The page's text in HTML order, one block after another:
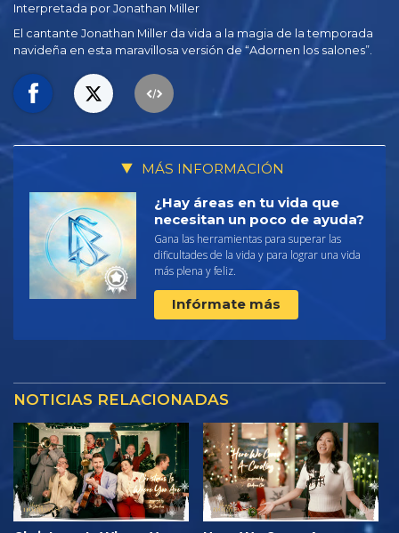
Interpretada por Jonathan Miller
El cantante Jonathan Miller da vida a la magia de la temporada
navideña en esta maravillosa versión de “Adornen los salones”.
MÁS INFORMACIÓN
¿Hay áreas en tu vida que
necesitan un poco de ayuda?
Gana las herramientas para superar las
dificultades de la vida y para lograr una vida
más plena y feliz.
Infórmate más
NOTICIAS RELACIONADAS